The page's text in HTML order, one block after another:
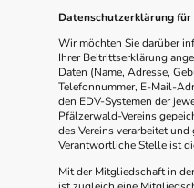
Datenschutzerklärung
Wir möchten Sie darüber
Ihrer Beitrittserklärung
Daten (Name, Adresse,
Telefonnummer, E-Mail-
den EDV-Systemen der
Pfälzerwald-Vereins
des Vereins verarbeitet
Verantwortliche Stelle ist
Mit der Mitgliedschaft in